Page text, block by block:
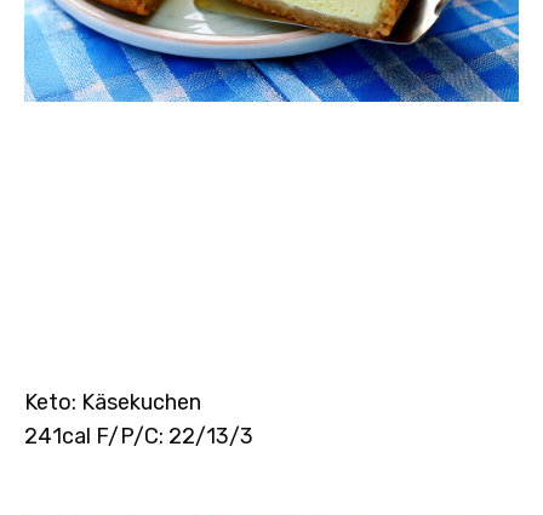
Keto: Käsekuchen
241cal F/P/C: 22/13/3